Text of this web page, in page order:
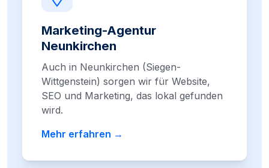
Marketing-Agentur
Neunkirchen
Auch in Neunkirchen (Siegen-
Wittgenstein) sorgen wir für Website,
SEO und Marketing, das lokal gefunden
wird.
Mehr erfahren →